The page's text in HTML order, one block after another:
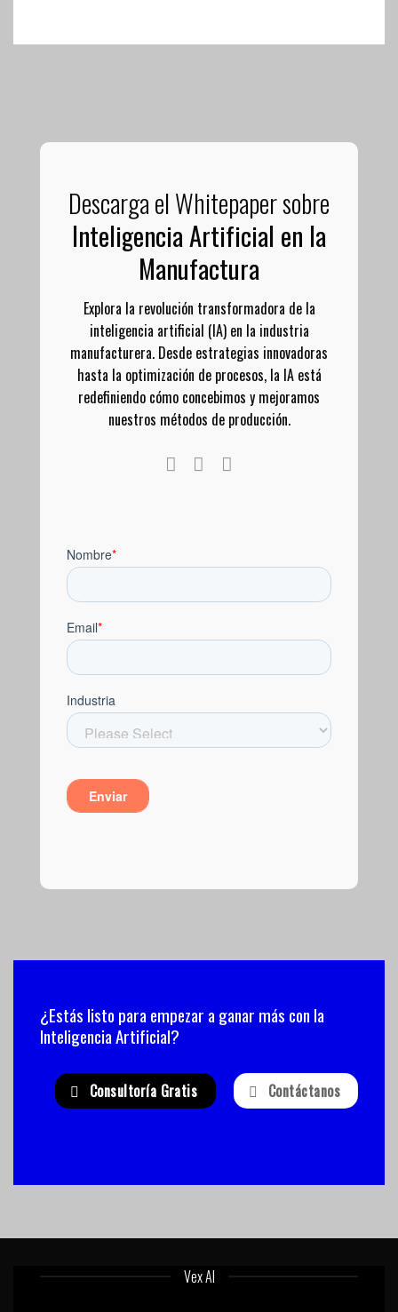
Descarga el Whitepaper sobre
Inteligencia Artificial en la
Manufactura
Explora la revolución transformadora de la
inteligencia artificial (IA) en la industria
manufacturera. Desde estrategias innovadoras
hasta la optimización de procesos, la IA está
redefiniendo cómo concebimos y mejoramos
nuestros métodos de producción.
¿Estás listo para empezar a ganar más con la
Inteligencia Artificial?
Consultoría Gratis Contáctanos
Vex AI